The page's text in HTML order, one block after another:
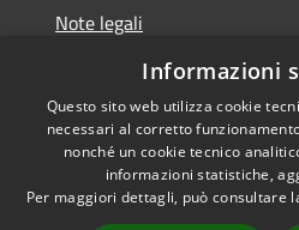
Note legali
Dichiarazione di accessibilità
Accessibilità
Informazioni
Questo sito web utilizza cookie
necessari al corretto
nonché un cookie tecnico
informazioni statistiche,
Per maggiori dettagli, può consultare